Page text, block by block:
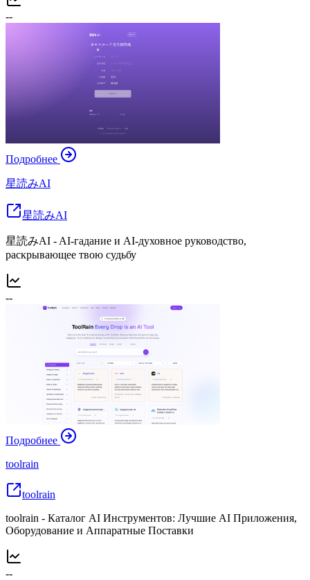
--
Подробнее
星読みAI
星読みAI
星読みAI - AI‑гадание и AI‑духовное руководство,
раскрывающее твою судьбу
--
Подробнее
toolrain
toolrain
toolrain - Каталог AI Инструментов: Лучшие AI Приложения,
Оборудование и Аппаратные Поставки
--